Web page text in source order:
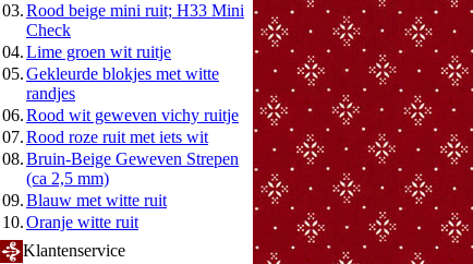
03.Rood beige mini ruit; H33 Mini
Check
04.Lime groen wit ruitje
05.Gekleurde blokjes met witte
randjes
06.Rood wit geweven vichy ruitje
07.Rood roze ruit met iets wit
08.Bruin-Beige Geweven Strepen
(ca 2,5 mm)
09.Blauw met witte ruit
10.Oranje witte ruit
Klantenservice